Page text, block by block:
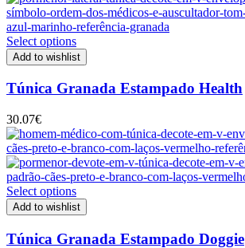
Select options
Add to wishlist
Túnica Granada Estampado Health
30.07€
Select options
Add to wishlist
Túnica Granada Estampado Doggie